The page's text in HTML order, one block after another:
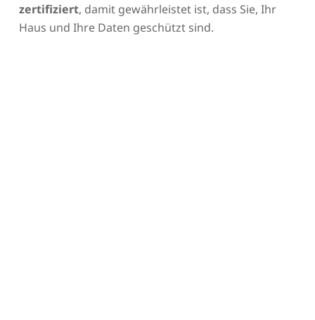
zertifiziert, damit gewährleistet ist, dass Sie, Ihr
Haus und Ihre Daten geschützt sind.